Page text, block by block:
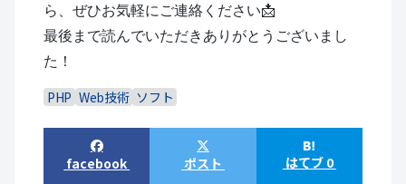
ら、ぜひお気軽にご連絡ください📩
最後まで読んでいただきありがとうございまし
た！
PHP Web技術 ソフト
facebook ポスト はてブ 0